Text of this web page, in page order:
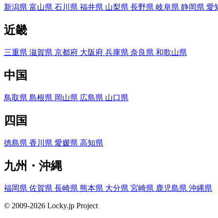
新潟県 富山県 石川県 福井県 山梨県 長野県 岐阜県 静岡県 愛
近畿
三重県 滋賀県 京都府 大阪府 兵庫県 奈良県 和歌山県
中国
鳥取県 島根県 岡山県 広島県 山口県
四国
徳島県 香川県 愛媛県 高知県
九州・沖縄
福岡県 佐賀県 長崎県 熊本県 大分県 宮崎県 鹿児島県 沖縄県
© 2009-2026 Locky.jp Project